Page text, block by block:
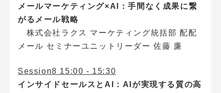
メールマーケティング×AI：手間なく成果に繋
がるメール戦略
株式会社ラクス マーケティング統括部 配配
メール セミナーユニットリーダー 佐藤 廉
Session8 15:00 - 15:30
インサイドセールスとAI：AIが実現する質の高